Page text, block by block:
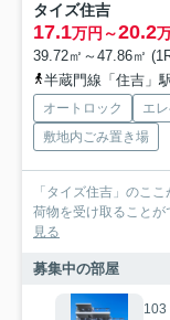
タイズ住吉
17.1万円～20.2
39.72㎡～47.86㎡
半蔵門線「住吉」
オートロック エ
敷地内ごみ置き場
「タイズ住吉」のこ
荷物を受け取ること
見る
募集中の部屋
103